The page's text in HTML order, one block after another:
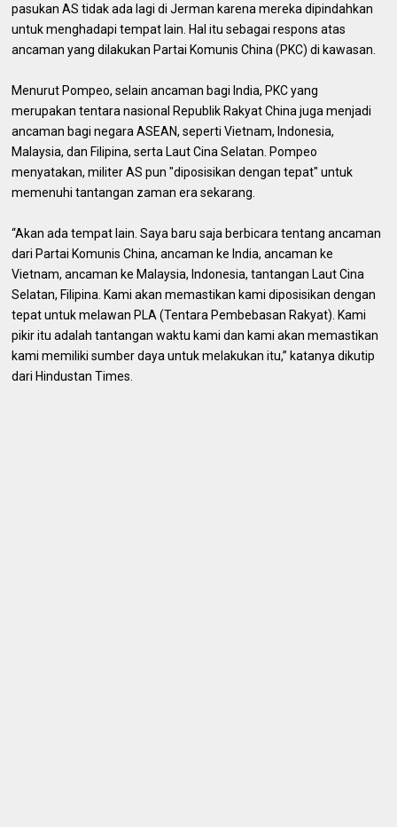
pasukan AS tidak ada lagi di Jerman karena mereka dipindahkan
untuk menghadapi tempat lain. Hal itu sebagai respons atas
ancaman yang dilakukan Partai Komunis China (PKC) di kawasan.
Menurut Pompeo, selain ancaman bagi India, PKC yang
merupakan tentara nasional Republik Rakyat China juga menjadi
ancaman bagi negara ASEAN, seperti Vietnam, Indonesia,
Malaysia, dan Filipina, serta Laut Cina Selatan. Pompeo
menyatakan, militer AS pun "diposisikan dengan tepat" untuk
memenuhi tantangan zaman era sekarang.
“Akan ada tempat lain. Saya baru saja berbicara tentang ancaman
dari Partai Komunis China, ancaman ke India, ancaman ke
Vietnam, ancaman ke Malaysia, Indonesia, tantangan Laut Cina
Selatan, Filipina. Kami akan memastikan kami diposisikan dengan
tepat untuk melawan PLA (Tentara Pembebasan Rakyat). Kami
pikir itu adalah tantangan waktu kami dan kami akan memastikan
kami memiliki sumber daya untuk melakukan itu,” katanya dikutip
dari Hindustan Times.